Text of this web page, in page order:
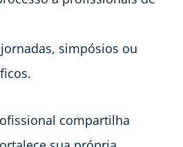
simpósios ou
compartilha